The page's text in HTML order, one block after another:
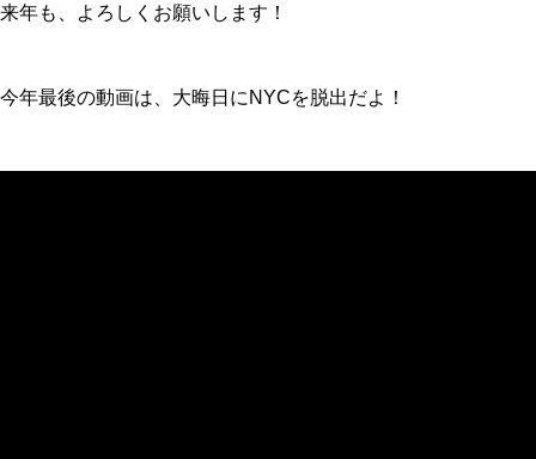
来年も、よろしくお願いします！
今年最後の動画は、大晦日にNYCを脱出だよ！